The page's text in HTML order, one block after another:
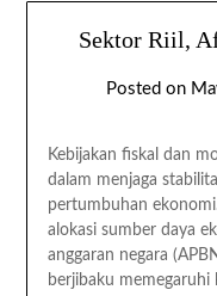
Sektor Riil,
Posted on
Kebijakan fiskal dan
dalam menjaga
pertumbuhan
alokasi sumber daya
anggaran negara
berjibaku